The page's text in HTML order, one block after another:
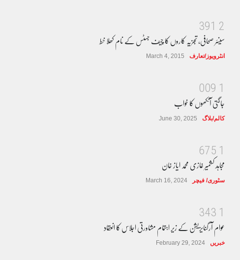
2
1
9
3
سینئر صحافی، تجزیہ کاروں کا چیف جسٹس کے نام کھلا خط
انٹرویوز/تعارف March 4, 2015
1
9
0
0
جاگتی آنکھوں کا خواب
کالم/بلاگ June 30, 2025
1
5
7
6
مجاہد کشمیر غازی محمد ایاز خان
سٹوری/ فیچر March 16, 2024
1
3
4
3
عوام آرگنایزیشن کے زیر اہتمام مشاورتی اجلاس کا انعقاد
خبریں February 29, 2024